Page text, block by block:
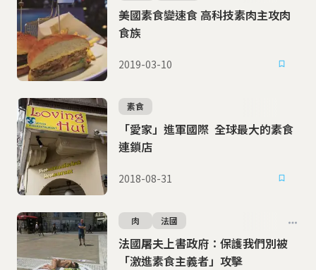
美國素食變速食 高科技素肉主攻肉
食族
2019-03-10
「愛家」進軍國際 全球最大的素食
連鎖店
素食
2018-08-31
法國屠夫上書政府：保護我們別被
「激進素食主義者」攻擊
肉 法國